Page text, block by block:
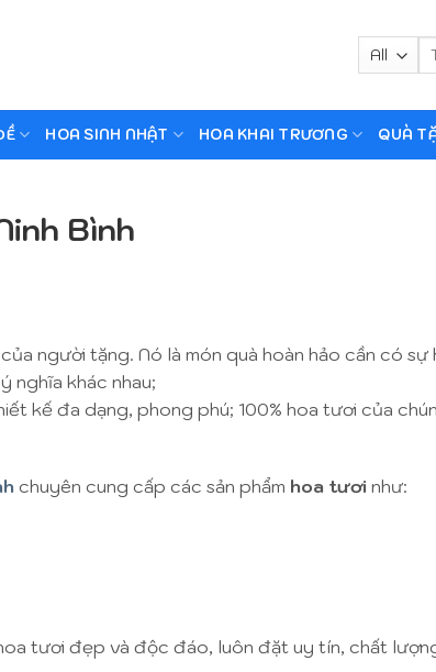
HOA SINH NHẬT HOA KHAI TRƯƠNG QUÀ
Bình
người tặng. Nó là món quà hoàn hảo cần có sự
nghĩa khác nhau;
kế đa dạng, phong phú; 100% hoa tươi của
chuyên cung cấp các sản phẩm hoa tươi như:
tươi đẹp và độc đáo, luôn đặt uy tín, chất